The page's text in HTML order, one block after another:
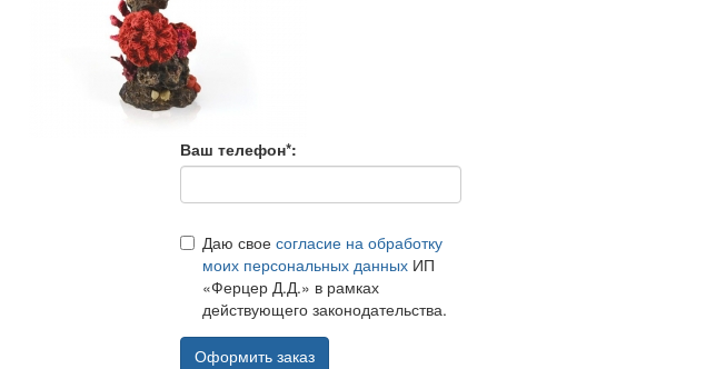
Ваш телефон*:
Даю свое согласие на обработку
моих персональных данныхИП
«Ферцер Д.Д.» в рамках
действующего законодательства.
Оформить заказ